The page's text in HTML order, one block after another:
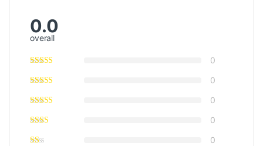
0.0
overall
0
0
0
0
0